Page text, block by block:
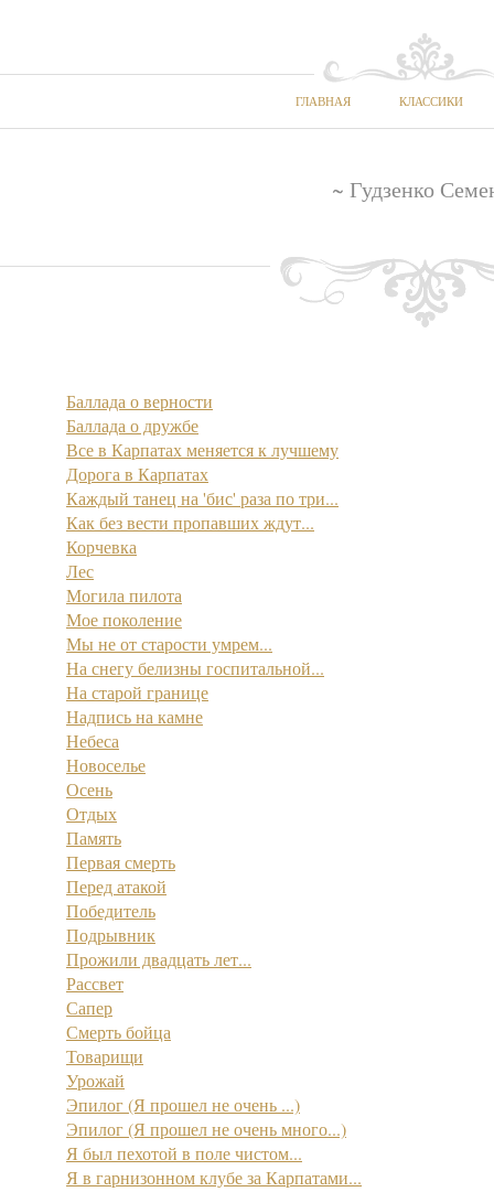
ГЛАВНАЯ КЛАССИКИ
~ Гудзенко
Баллада о верности
Баллада о дружбе
Все в Карпатах меняется к лучшему
Дорога в Карпатах
Каждый танец на 'бис' раза по три...
Как без вести пропавших ждут...
Корчевка
Лес
Могила пилота
Мое поколение
Мы не от старости умрем...
На снегу белизны госпитальной...
На старой границе
Надпись на камне
Небеса
Новоселье
Осень
Отдых
Память
Первая смерть
Перед атакой
Победитель
Подрывник
Прожили двадцать лет...
Рассвет
Сапер
Смерть бойца
Товарищи
Урожай
Эпилог (Я прошел не очень ...)
Эпилог (Я прошел не очень много...)
Я был пехотой в поле чистом...
Я в гарнизонном клубе за Карпатами...